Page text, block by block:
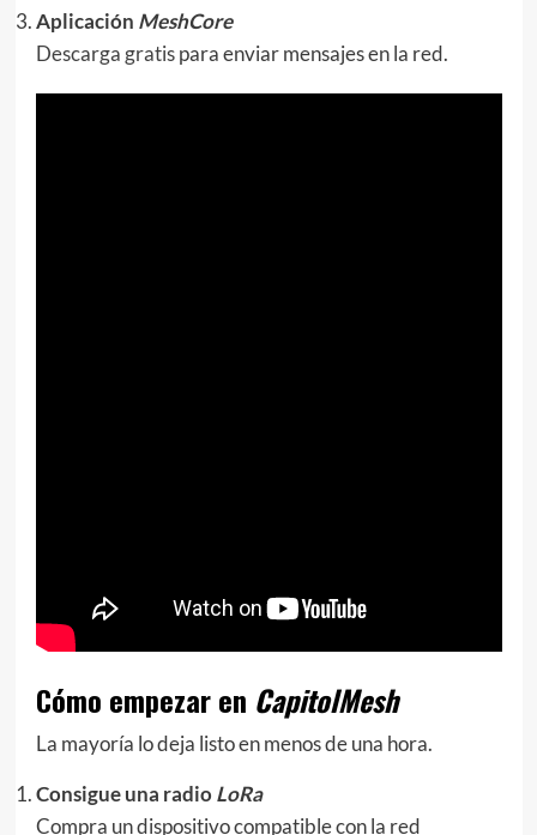
Aplicación MeshCore
Descarga gratispara enviar mensajes en la red.
Cómo empezar en CapitolMesh
La mayoría lo deja listo en menos de una hora.
Consigue una radio LoRa
Compra un dispositivo compatible con la red